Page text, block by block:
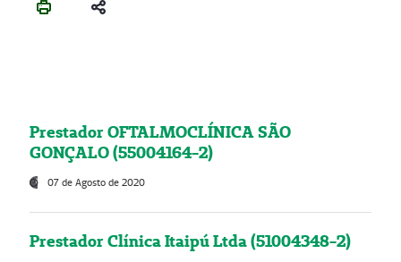
Prestador OFTALMOCLÍNICA SÃO
GONÇALO (55004164-2)
07 de Agosto de 2020
Prestador Clínica Itaipú Ltda (51004348-2)